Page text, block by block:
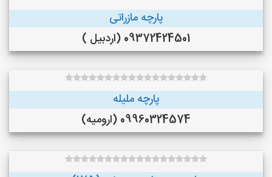
پارچه مازراتی
09372424501 (اردبیل )
پارچه ملیله
09960324574 (ارومیه)